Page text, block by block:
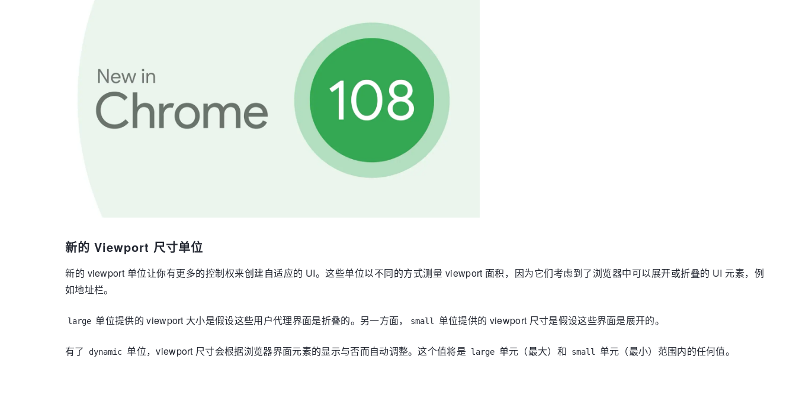
新的 Viewport 尺寸单位
新的 viewport 单位让你有更多的控制权来创建自适应的 UI。这些单位以不同的方式测量 viewport 面积，因为它们考虑到了浏览器中可以展开或折叠的 UI 元素，例
如地址栏。
large 单位提供的 viewport 大小是假设这些用户代理界面是折叠的。另一方面， small 单位提供的 viewport 尺寸是假设这些界面是展开的。
有了 dynamic 单位，viewport 尺寸会根据浏览器界面元素的显示与否而自动调整。这个值将是 large 单元（最大）和 small 单元（最小）范围内的任何值。